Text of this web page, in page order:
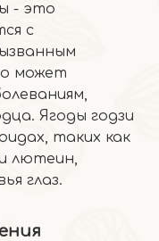
- это
с
может
Ягоды годзи
таких как
лютеин,
глаз.